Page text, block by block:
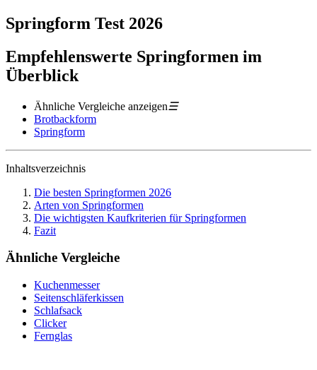
Springform Test 2026
Empfehlenswerte Springformen im
Überblick
Ähnliche Vergleiche anzeigen☰
Brotbackform
Springform
Inhaltsverzeichnis
Die besten Springformen 2026
Arten von Springformen
Die wichtigsten Kaufkriterien für Springformen
Fazit
Ähnliche Vergleiche
Kuchenmesser
Seitenschläferkissen
Schlafsack
Clicker
Fernglas